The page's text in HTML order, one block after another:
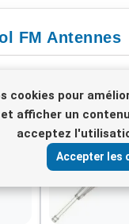
cookies pour
afficher un
acceptez
Accepter les
FM Antennes